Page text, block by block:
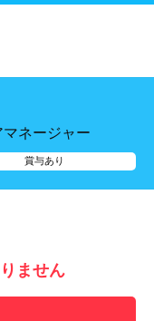
ネージャー
賞与あり
ません